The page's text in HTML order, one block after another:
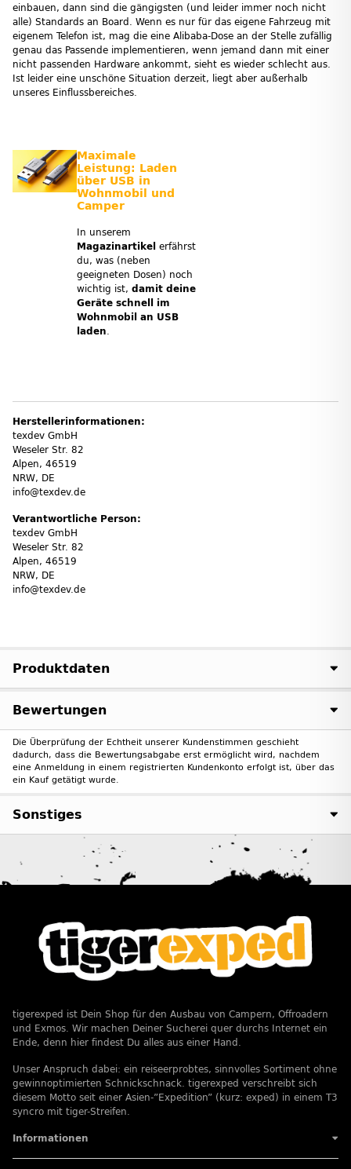
einbauen, dann sind die gängigsten (und leider immer noch nicht
alle) Standards an Board. Wenn es nur für das eigene Fahrzeug mit
eigenem Telefon ist, mag die eine Alibaba-Dose an der Stelle zufällig
genau das Passende implementieren, wenn jemand dann mit einer
nicht passenden Hardware ankommt, sieht es wieder schlecht aus.
Ist leider eine unschöne Situation derzeit, liegt aber außerhalb
unseres Einflussbereiches.
Maximale
Leistung: Laden
über USB in
Wohnmobil und
Camper
In unserem
Magazinartikel erfährst
du, was (neben
geeigneten Dosen) noch
wichtig ist, damit deine
Geräte schnell im
Wohnmobil an USB
laden
Herstellerinformationen:
texdev GmbH
Weseler Str. 82
Alpen, 46519
NRW, DE
info@texdev.de
Verantwortliche Person:
texdev GmbH
Weseler Str. 82
Alpen, 46519
NRW, DE
info@texdev.de
Produktdaten
Bewertungen
Die Überprüfung der Echtheit unserer Kundenstimmen geschieht
dadurch, dass die Bewertungsabgabe erst ermöglicht wird, nachdem
eine Anmeldung in einem registrierten Kundenkonto erfolgt ist, über das
ein Kauf getätigt wurde.
Sonstiges
tigerexped ist Dein Shop für den Ausbau von Campern, Offroadern
und Exmos. Wir machen Deiner Sucherei quer durchs Internet ein
Ende, denn hier findest Du alles aus einer Hand.
Unser Anspruch dabei: ein reiseerprobtes, sinnvolles Sortiment ohne
gewinnoptimierten Schnickschnack. tigerexped verschreibt sich
diesem Motto seit einer Asien-”Expedition” (kurz: exped) in einem T3
syncro mit tiger-Streifen.
Informationen